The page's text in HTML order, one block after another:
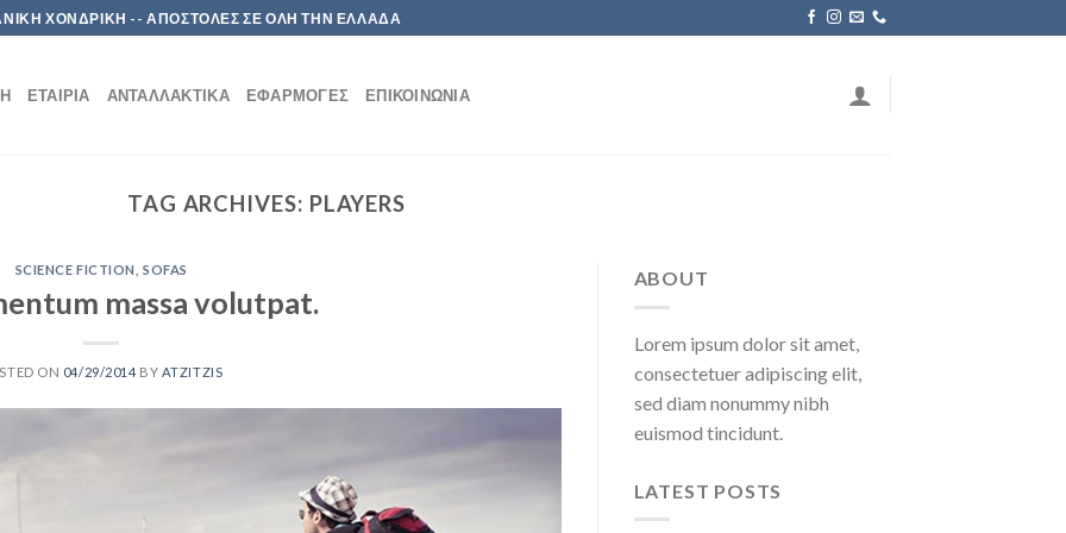
ΧΟΝΔΡΙΚΗ -- ΑΠΟΣΤΟΛΕΣ ΣΕ ΟΛΗ ΤΗΝ ΕΛΛΑΔΑ
ΕΤΑΙΡΊΑ ΑΝΤΑΛΛΑΚΤΙΚΆ ΕΦΑΡΜΟΓΈΣ ΕΠΙΚΟΙΝΩΝΊΑ
TAG ARCHIVES: PLAYERS
SCIENCE FICTION ,SOFAS
massa volutpat.
ON 04/29/2014 BY ATZITZIS
ABOUT
Lorem ipsum dolor sit amet,
consectetuer adipiscing elit,
sed diam nonummy nibh
euismod tincidunt.
LATEST POSTS